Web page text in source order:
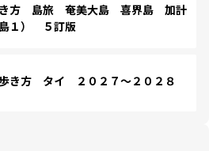
方 島旅 奄美大島 喜界島 加計
１） ５訂版
き方 タイ ２０２７～２０２８